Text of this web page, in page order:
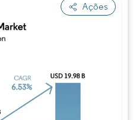
Ações